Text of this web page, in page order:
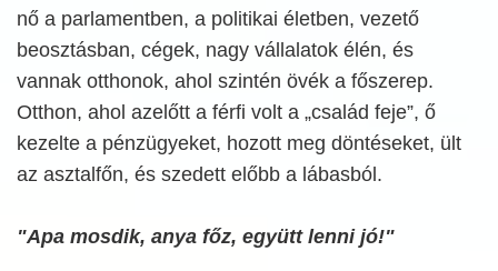
nő a parlamentben, a politikai életben, vezető
beosztásban, cégek, nagy vállalatok élén, és
vannak otthonok, ahol szintén övék a főszerep.
Otthon, ahol azelőtt a férfi volt a „család feje”, ő
kezelte a pénzügyeket, hozott meg döntéseket, ült
az asztalfőn, és szedett előbb a lábasból.
"Apa mosdik, anya főz, együtt lenni jó!"